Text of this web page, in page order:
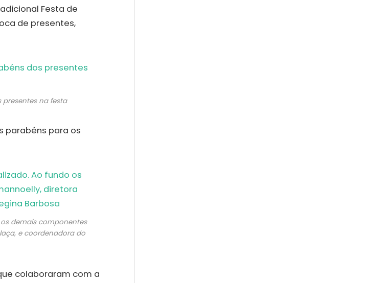
Festa de
de presentes,
presentes na festa
parabéns para os
demais componentes
e coordenadora do
colaboraram com a